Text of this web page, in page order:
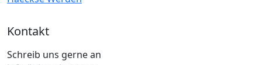
Kontakt
Schreib uns gerne an